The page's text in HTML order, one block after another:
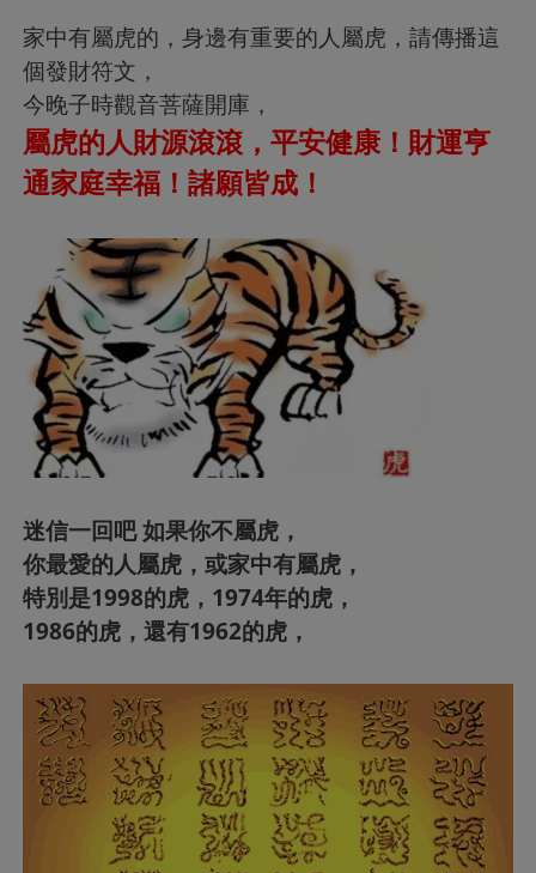
家中有屬虎的，身邊有重要的人屬虎，請傳播這
個發財符文，
今晚子時觀音菩薩開庫，
屬虎的人財源滾滾，平安健康！財運亨
通家庭幸福！諸願皆成！
迷信一回吧 如果你不屬虎，
你最愛的人屬虎，或家中有屬虎，
特別是1998的虎，1974年的虎，
1986的虎，還有1962的虎，